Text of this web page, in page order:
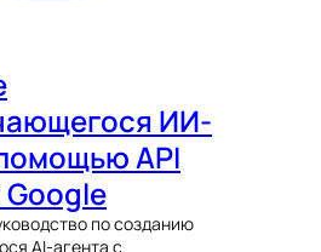
ИИ-
API
Google
по созданию
AI-агента с